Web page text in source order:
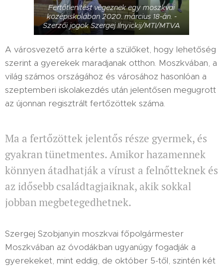
Fertőtlenítést végeznek egy moszkvai
középiskolában 2020. március 18-án. -
Szerzői jogok Szergej Ilnyickij/MTI/MTVA
A városvezető arra kérte a szülőket, hogy lehetőség
szerint a gyerekek maradjanak otthon. Moszkvában, a
világ számos országához és városához hasonlóan a
szeptemberi iskolakezdés után jelentősen megugrott
az újonnan regisztrált fertőzöttek száma.
Ma a fertőzöttek jelentős része gyermek, és
gyakran tünetmentes. Amikor hazamennek
könnyen átadhatják a vírust a felnőtteknek és
az idősebb családtagjaiknak, akik sokkal
jobban megbetegedhetnek.
Szergej Szobjanyin moszkvai főpolgármester
Moszkvában az óvodákban ugyanúgy fogadják a
gyerekeket, mint eddig, de október 5-től, szintén két